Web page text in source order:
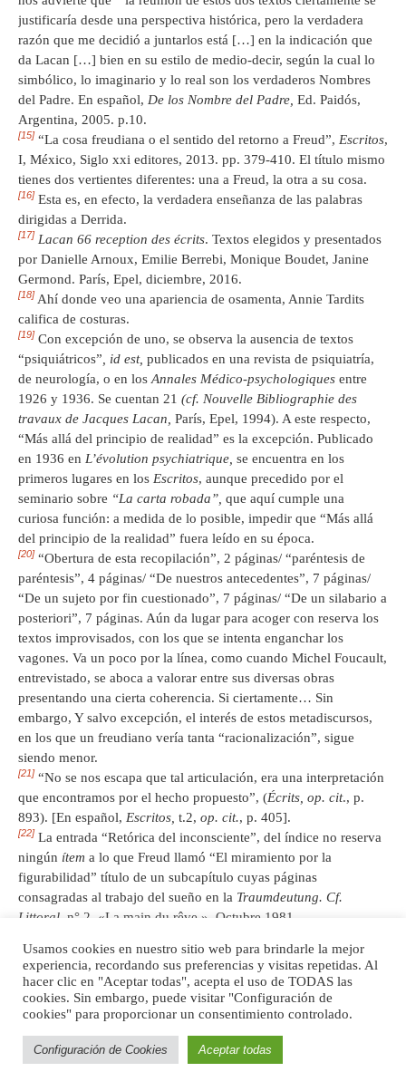
justificaría desde una perspectiva histórica, pero la verdadera
razón que me decidió a juntarlos está […] en la indicación que
da Lacan […] bien en su estilo de medio-decir, según la cual lo
simbólico, lo imaginario y lo real son los verdaderos Nombres
del Padre. En español, De los Nombre del Padre, Ed. Paidós,
Argentina, 2005. p.10.
[15] “La cosa freudiana o el sentido del retorno a Freud”, Escritos,
I, México, Siglo xxi editores, 2013. pp. 379-410. El título mismo
tienes dos vertientes diferentes: una a Freud, la otra a su cosa.
[16] Esta es, en efecto, la verdadera enseñanza de las palabras
dirigidas a Derrida.
[17] Lacan 66 reception des écrits. Textos elegidos y presentados
por Danielle Arnoux, Emilie Berrebi, Monique Boudet, Janine
Germond. París, Epel, diciembre, 2016.
[18] Ahí donde veo una apariencia de osamenta, Annie Tardits
califica de costuras.
[19] Con excepción de uno, se observa la ausencia de textos
“psiquiátricos” , id est, publicados en una revista de psiquiatría,
de neurología, o en los Annales Médico-psychologiques entre
1926 y 1936. Se cuentan 21 (cf. Nouvelle Bibliographie des
travaux de Jacques Lacan, París, Epel, 1994). A este respecto,
“Más allá del principio de realidad” es la excepción. Publicado
en 1936 en L’évolution psychiatrique, se encuentra en los
primeros lugares en los Escritos, aunque precedido por el
seminario sobre “La carta robada”, que aquí cumple una
curiosa función: a medida de lo posible, impedir que “Más allá
del principio de la realidad” fuera leído en su época.
[20] “Obertura de esta recopilación”, 2 páginas/ “paréntesis de
paréntesis”, 4 páginas/ “De nuestros antecedentes”, 7 páginas/
“De un sujeto por fin cuestionado”, 7 páginas/ “De un silabario a
posteriori”, 7 páginas. Aún da lugar para acoger con reserva los
textos improvisados, con los que se intenta enganchar los
vagones. Va un poco por la línea, como cuando Michel Foucault,
entrevistado, se aboca a valorar entre sus diversas obras
presentando una cierta coherencia. Si ciertamente… Sin
embargo, Y salvo excepción, el interés de estos metadiscursos,
en los que un freudiano vería tanta “racionalización”, sigue
siendo menor.
[21] “No se nos escapa que tal articulación, era una interpretación
que encontramos por el hecho propuesto”, (Écrits, op. cit., p.
893). [En español, Escritos, t.2, op. cit., p. 405].
[22] La entrada “Retórica del inconsciente”, del índice no reserva
ningún ítem a lo que Freud llamó “El miramiento por la
figurabilidad” título de un subcapítulo cuyas páginas
consagradas al trabajo del sueño en la Traumdeutung. Cf.
Littoral, n° 2, «La main du rêve », Octubre,1981.
religions antiques , París, Les Belles Lettres, 2016.
[24]Televisión, Barcelona, Anagrama, 1980, p, 81. “Aquel que me
interroga sabe también leerme”.El nombre de Jacques Alain
Miller no está aquí mencionado, sírvase comprender que se trata
de él, el contexto lo sugiere. Toda vez, que nada impide entender
este “aquel”, como un “cualquiera”.
Usamos cookies en nuestro sitio web para brindarle la mejor
experiencia, recordando sus preferencias y visitas repetidas. Al
hacer clic en "Aceptar todas", acepta el uso de TODAS las
cookies. Sin embargo, puede visitar "Configuración de
cookies" para proporcionar un consentimiento controlado.
Configuración de Cookies Aceptar todas